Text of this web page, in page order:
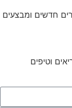
חדשים ומבצעים
וטיפים